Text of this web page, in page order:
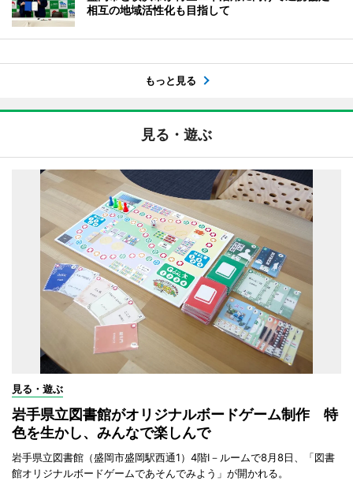
相互の地域活性化も目指して
もっと見る
見る・遊ぶ
見る・遊ぶ
岩手県立図書館がオリジナルボードゲーム制作 特
色を生かし、みんなで楽しんで
岩手県立図書館（盛岡市盛岡駅西通1）4階I－ルームで8月8日、「図書
館オリジナルボードゲームであそんでみよう」が開かれる。